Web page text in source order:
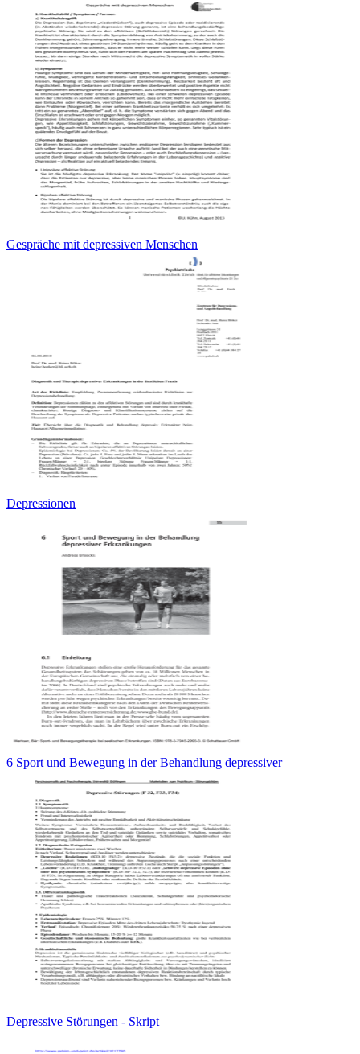
Gespräche mit depressiven Menschen
Depressionen
6 Sport und Bewegung in der Behandlung depressiver
Depressive Störungen - Skript